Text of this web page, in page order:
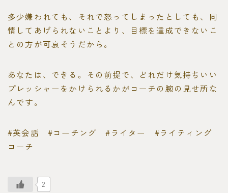
多少嫌われても、それで怒ってしまったとしても、同
情してあげられないことより、目標を達成できないこ
との方が可哀そうだから。
あなたは、できる。その前提で、どれだけ気持ちいい
プレッシャーをかけられるかがコーチの腕の見せ所な
んです。
#英会話 #コーチング #ライター #ライティング
コーチ
2